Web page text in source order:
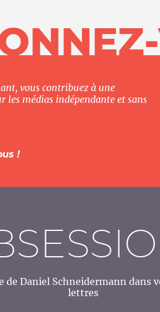
vous contribuez à une
les médias indépendante et sans
!
de Daniel Schneidermann dans
lettres